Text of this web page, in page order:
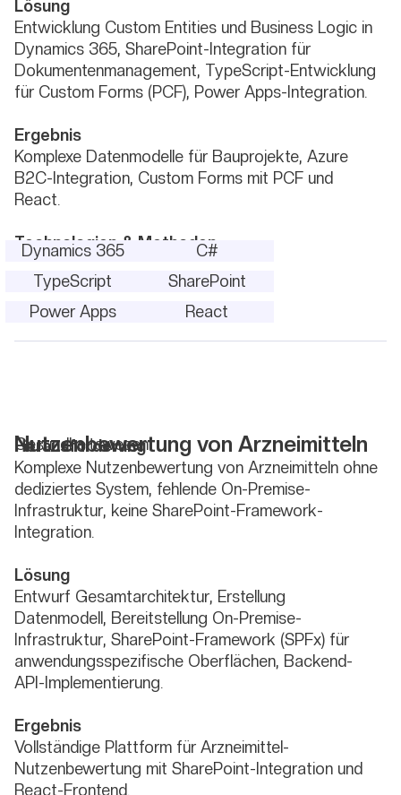
Lösung
Entwicklung Custom Entities und Business Logic in
Dynamics 365, SharePoint-Integration für
Dokumentenmanagement, TypeScript-Entwicklung
für Custom Forms (PCF), Power Apps-Integration.
Ergebnis
Komplexe Datenmodelle für Bauprojekte, Azure
B2C-Integration, Custom Forms mit PCF und
React.
Technologien & Methoden
Dynamics 365
C#
TypeScript
SharePoint
Power Apps
React
Nutzenbewertung von Arzneimitteln
Gesundheitswesen
Herausforderung
Komplexe Nutzenbewertung von Arzneimitteln ohne
dediziertes System, fehlende On-Premise-
Infrastruktur, keine SharePoint-Framework-
Integration.
Lösung
Entwurf Gesamtarchitektur, Erstellung
Datenmodell, Bereitstellung On-Premise-
Infrastruktur, SharePoint-Framework (SPFx) für
anwendungsspezifische Oberflächen, Backend-
API-Implementierung.
Ergebnis
Vollständige Plattform für Arzneimittel-
Nutzenbewertung mit SharePoint-Integration und
React-Frontend.